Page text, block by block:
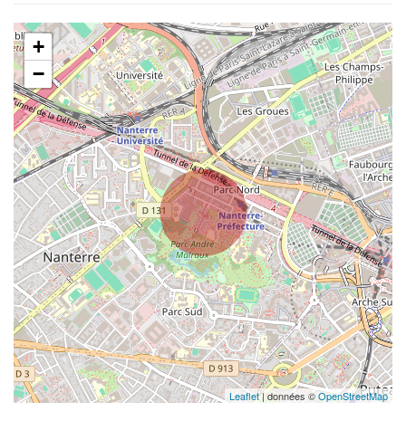
+
−
Leaflet| données ©OpenStreetMap